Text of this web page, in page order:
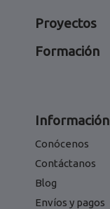
Proyectos
Formación
Información
Conócenos
Contáctanos
Blog
Envíos y pagos